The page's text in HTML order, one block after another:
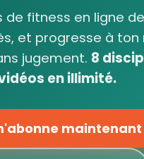
de fitness en ligne
et progresse à
jugement. 8
en illimité.
maintenant